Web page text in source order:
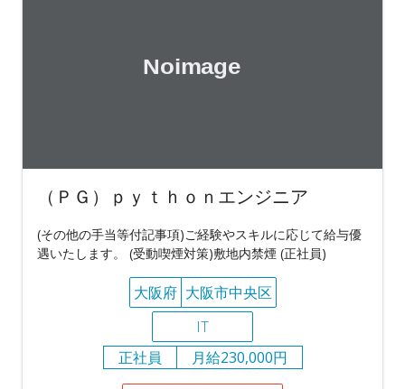
（ＰＧ）ｐｙｔｈｏｎエンジニア
(その他の手当等付記事項)ご経験やスキルに応じて給与優
遇いたします。 (受動喫煙対策)敷地内禁煙 (正社員)
大阪府 大阪市中央区
IT
正社員
月給230,000円